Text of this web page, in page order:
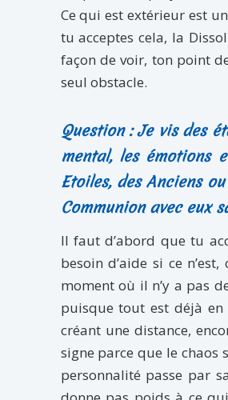
Ce qui est extérieur est
tu acceptes cela, la
façon de voir, ton point
seul obstacle.
Question : Je vis des
mental, les émotions
Etoiles, des Anciens
Communion avec eux
Il faut d’abord que tu
besoin d’aide si ce
moment où il n’y a pas
puisque tout est déjà
créant une distance,
signe parce que le chaos
personnalité passe par